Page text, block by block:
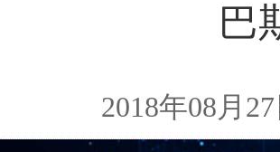
巴
2018年08月